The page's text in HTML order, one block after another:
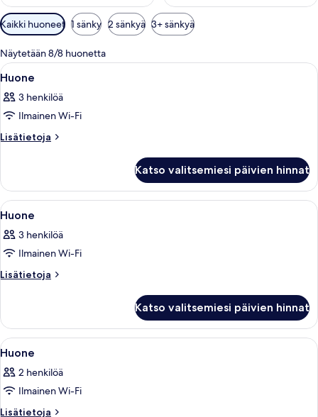
Huoneille
saatavilla
olevia
suodattimia
Kaikki huoneet 1 sänky 2 sänkyä 3+ sänkyä
Näytetään 8/8 huonetta
Avaa
kaikki
huonetyypin
Huone
kuvat
Moderni makuuhuone, jossa on
9
Huone
3 henkilöä
Ilmainen Wi-Fi
Lisätietoja
Lisätietoja
Katso valitsemiesi päivien hinnat
Avaa
kaikki
huonetyypin
Huone
kuvat
Moderni makuuhuone, jossa on
7
Huone
3 henkilöä
Ilmainen Wi-Fi
Lisätietoja
Lisätietoja
Katso valitsemiesi päivien hinnat
Avaa
kaikki
huonetyypin
Huone
kuvat
Moderni huone, jossa on sänky,
10
Huone
2 henkilöä
Ilmainen Wi-Fi
Lisätietoja
Lisätietoja